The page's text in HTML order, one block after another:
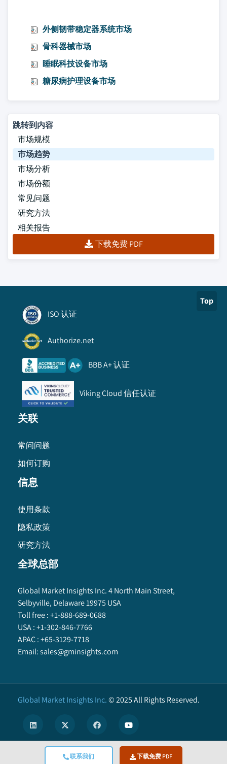
联系我们 下载免费 PDF
外侧韧带稳定器系统市场
骨科器械市场
睡眠科技设备市场
糖尿病护理设备市场
跳转到内容
市场规模
市场趋势
市场分析
市场份额
常见问题
研究方法
相关报告
下载免费 PDF
Top
ISO 认证
Authorize.net
BBB A+ 认证
Viking Cloud 信任认证
关联
常问问题
如何订购
信息
使用条款
隐私政策
研究方法
全球总部
Global Market Insights Inc. 4 North Main Street,
Selbyville, Delaware 19975 USA
Toll free :+1-888-689-0688
USA :+1-302-846-7766
APAC :+65-3129-7718
Email:sales@gminsights.com
Global Market Insights Inc.©2025All Rights Reserved.
We use cookies to enhance user experience. (Privacy Policy